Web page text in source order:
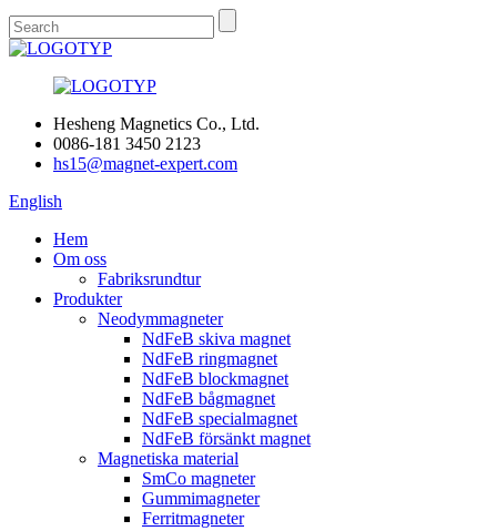
Hesheng Magnetics Co., Ltd.
0086-181 3450 2123
hs15@magnet-expert.com
English
Hem
Om oss
Fabriksrundtur
Produkter
Neodymmagneter
NdFeB skiva magnet
NdFeB ringmagnet
NdFeB blockmagnet
NdFeB bågmagnet
NdFeB specialmagnet
NdFeB försänkt magnet
Magnetiska material
SmCo magneter
Gummimagneter
Ferritmagneter